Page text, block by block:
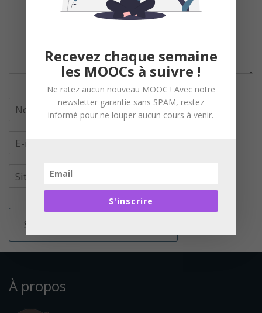
À propos
Recevez chaque semaine
les MOOCs à suivre !
Ne ratez aucun nouveau MOOC ! Avec notre
newsletter garantie sans SPAM, restez
informé pour ne louper aucun cours à venir.
S'inscrire